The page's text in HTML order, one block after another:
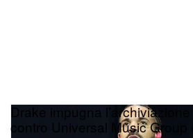
Drake impugna
contro Universal Music Group